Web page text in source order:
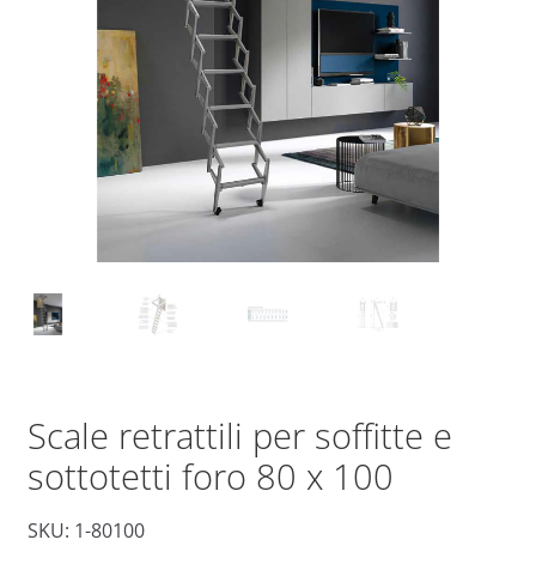
Scale retrattili per soffitte e
sottotetti foro 80 x 100
SKU: 1-80100